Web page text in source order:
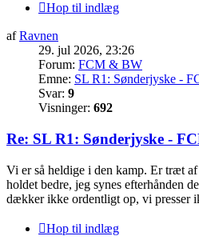
Hop til indlæg
afRavnen
29. jul 2026, 23:26
Forum: FCM & BW
Emne: SL R1: Sønderjyske -
Svar: 9
Visninger: 692
Re: SL R1: Sønderjyske -
Vi er så heldige i den kamp. Er træt
holdet bedre, jeg synes efterhånden
dækker ikke ordentligt op, vi presser
Hop til indlæg